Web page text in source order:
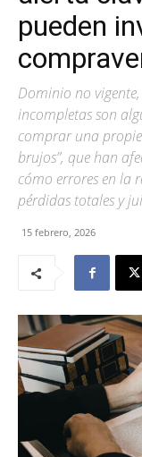
pueden
Dominio no
incompletas son
comprar una
brujos”, que han
cómo errores en la
pérdidas totales y
15 febrero, 2026